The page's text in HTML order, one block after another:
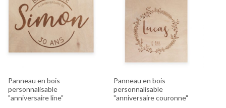
Panneau en bois
personnalisable
"anniversaire line"
Panneau en bois
personnalisable
"anniversaire couronne"